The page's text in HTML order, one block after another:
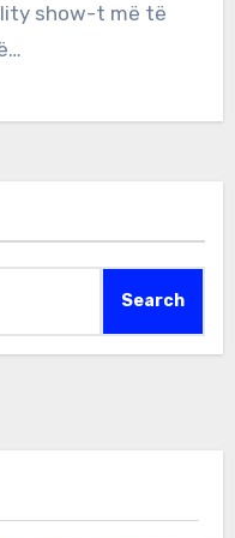
show-t më të
Search